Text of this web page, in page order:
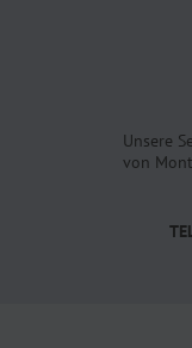
Unsere
von